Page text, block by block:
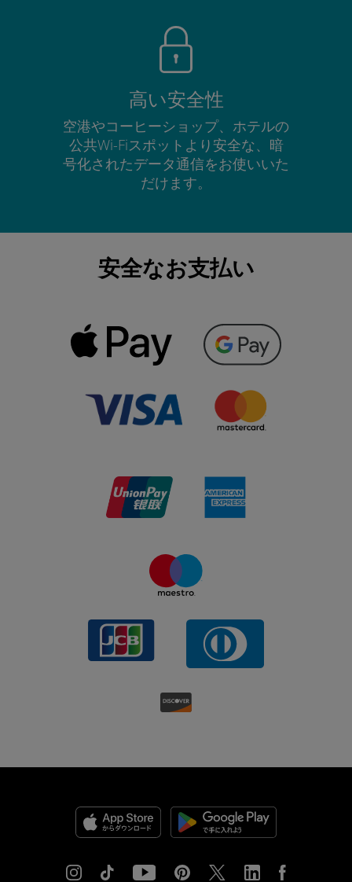
高い安全性
空港やコーヒーショップ、ホテルの
公共Wi-Fiスポットより安全な、暗
号化されたデータ通信をお使いいた
だけます。
安全なお支払い